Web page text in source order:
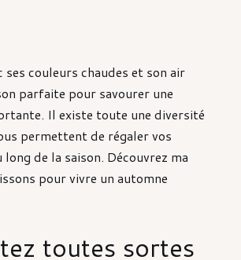
ses couleurs chaudes et son air
parfaite pour savourer une
Il existe toute une diversité
permettent de régaler vos
de la saison. Découvrez ma
pour vivre un automne
toutes sortes